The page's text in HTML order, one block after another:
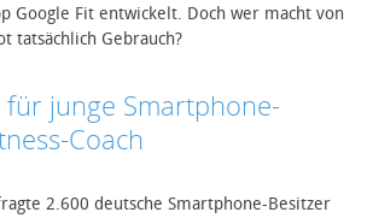
Google Fit entwickelt. Doch wer macht von
tatsächlich Gebrauch?
für junge Smartphone-
Coach
2.600 deutsche Smartphone-Besitzer